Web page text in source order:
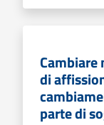
Cambiare
di
parte di